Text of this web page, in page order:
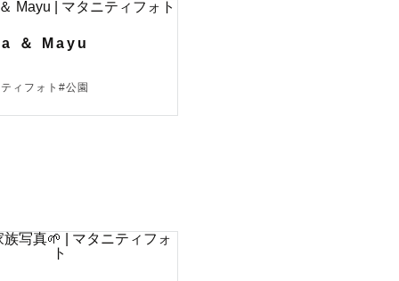
＆ Mayu
ィフォト#公園